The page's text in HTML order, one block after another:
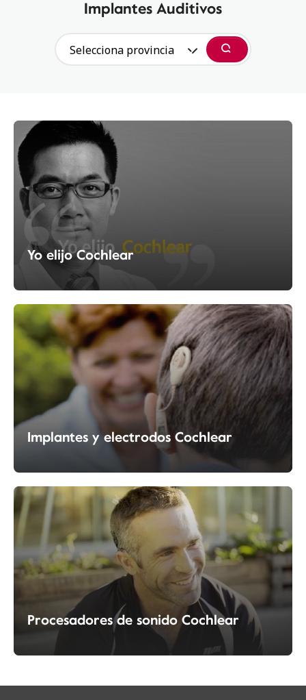
Implantes Auditivos
Selecciona provincia
Buscar
Yo elijo Cochlear
Implantes y electrodos Cochlear
Procesadores de sonido Cochlear